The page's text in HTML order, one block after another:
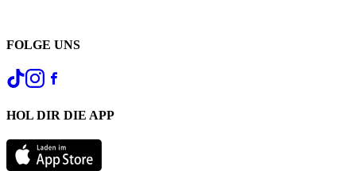
FOLGE UNS
HOL DIR DIE APP